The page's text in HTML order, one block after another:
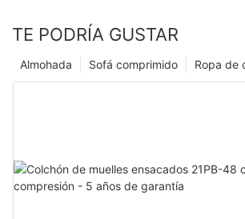
TE PODRÍA GUSTAR
Ropa de
Sofá comprimido
Almohada